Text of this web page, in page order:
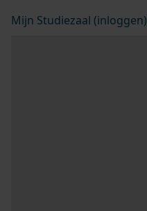
Mijn Studiezaal (inloggen)